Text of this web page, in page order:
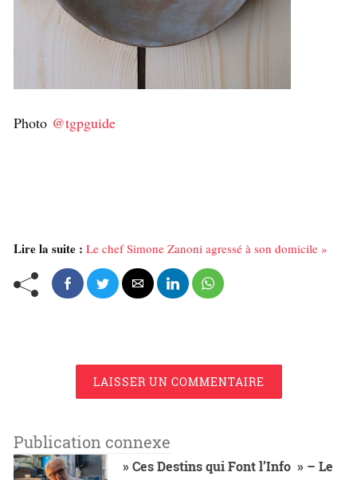
Photo @tgpguide
Lire la suite : Le chef Simone Zanoni agressé à son domicile »
LAISSER UN COMMENTAIRE
Publication connexe
» Ces Destins qui Font l’Info » – Le